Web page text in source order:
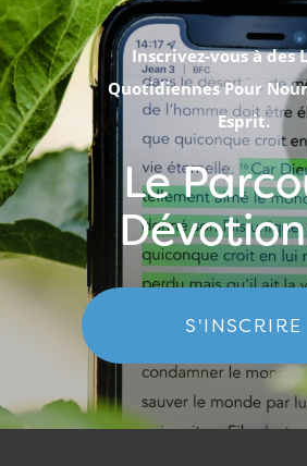
Inscrivez-vous à des
Quotidiennes Pour
Esprit.
Le
S'INSCRIRE